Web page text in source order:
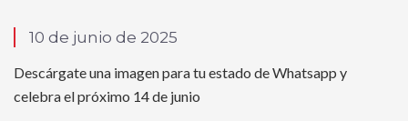
10 de junio de 2025
Descárgate una imagen para tu estado de Whatsapp y
celebra el próximo 14 de junio